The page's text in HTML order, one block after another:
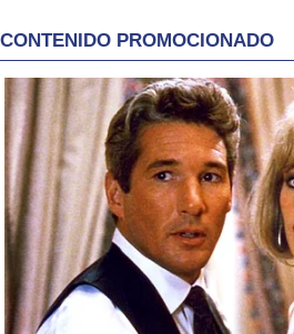
CONTENIDO PROMOCIONADO